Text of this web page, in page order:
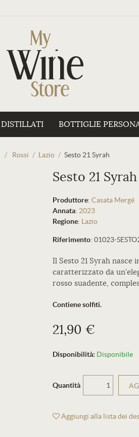
DISTILLATI BOTTIGLIE
/ Rossi / Lazio / Sesto 21 Syrah
Sesto 21 Syrah
Produttore: Casata Mergé
Annata: 2023
Regione: Lazio
Riferimento: 01023-
Il Sesto 21 Syrah
caratterizzato da
rosso suadente,
Contiene solfiti.
21,90 €
Disponibilità: Disponibile
Quantità
Aggiungi alla lista dei